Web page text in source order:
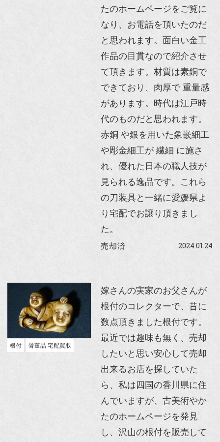
たのホームページをご覧に
なり、お電話を頂いたのだ
と思われます。面白い金工
作品の目貫なので紹介させ
て頂きます。材質は素銅で
できており、肉厚で 重量感
があります。時代は江戸時
代のものだと思われます。
赤銅 や銀を用いた象嵌細工
や彫金細工が 繊細 に施さ
れ、優れた日本の職人技が
見られる逸品です。これら
の刀装具と一緒に愛媛県よ
り宅配でお譲り頂きまし
た。
売却済 2024.01.24
根付 骨董品 宅配買取
嫁さんの実家のお父さんが
根付のコレクターで、昔に
数点頂きました根付です。
最近では趣味も無く、売却
したいと思い安心して売却
出来るお店を探していた
ら、私は四国の香川県に住
んでいますが、古美術やか
たのホームページを発見
し、沢山の根付を販売して